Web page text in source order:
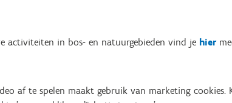
activiteiten in bos- en natuurgebieden vind je hier
af te spelen maakt gebruik van marketing cookies.